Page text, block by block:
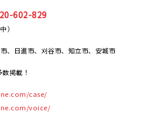
602-829
）
、日進市、刈谷市、知立市、安城市
掲載！
case/
voice/